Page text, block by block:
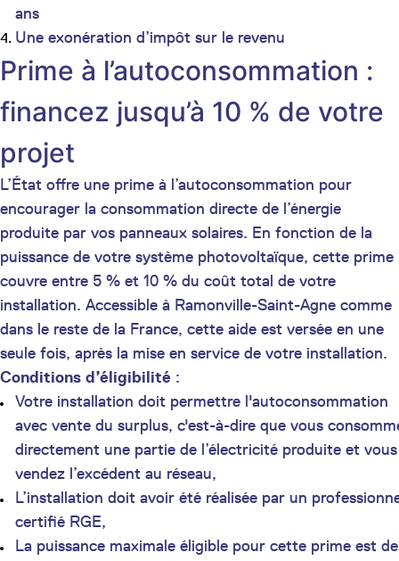
ans
Une exonération d’impôt sur le revenu
Prime à l’autoconsommation :
financez jusqu’à 10 % de votre
projet
L’État offre une prime à l’autoconsommation pour
encourager la consommation directe de l’énergie
produite par vos panneaux solaires. En fonction de la
puissance de votre système photovoltaïque, cette prime
couvre entre 5 % et 10 % du coût total de votre
installation. Accessible à Ramonville-Saint-Agne comme
dans le reste de la France, cette aide est versée en une
seule fois, après la mise en service de votre installation.
Conditions d’éligibilité :
Votre installation doit permettre l'autoconsommation
avec vente du surplus, c'est-à-dire que vous
directement une partie de l’électricité produite et vous
vendez l’excédent au réseau,
L’installation doit avoir été réalisée par un
certifié RGE,
La puissance maximale éligible pour cette prime est de